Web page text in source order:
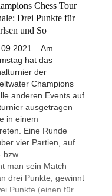
Chess Tour
Drei Punkte für
und So
– Am
hat das
der
Champions
anderen Events auf
ausgetragen
in einem
Eine Runde
vier Partien, auf
bzw.
man sein Match
drei Punkte, gewinnt
Punkte (einen für